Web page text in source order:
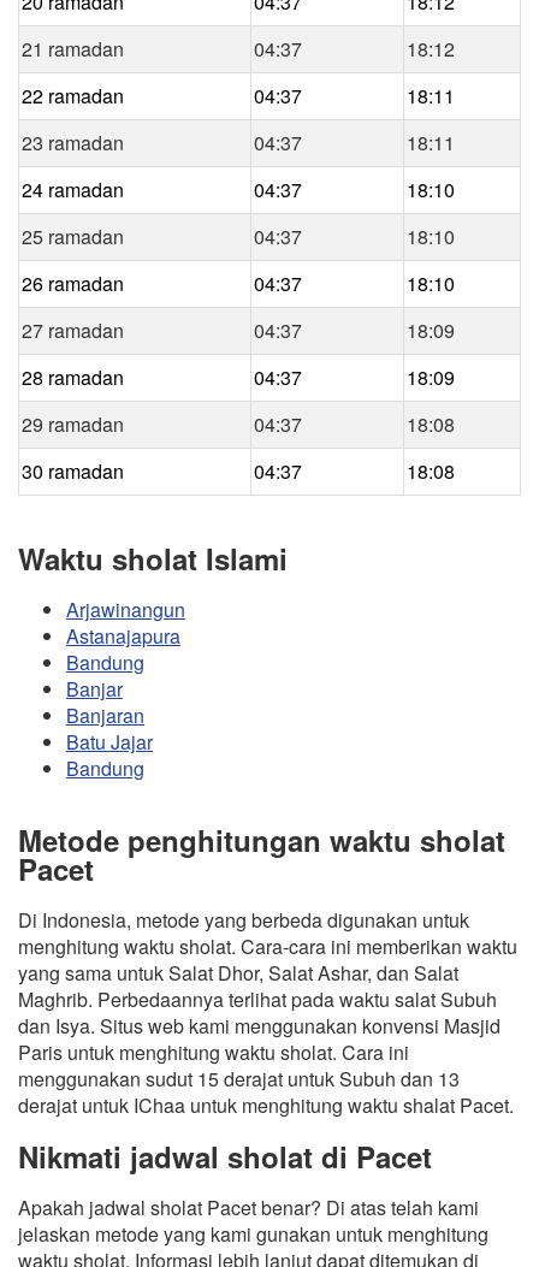
21 ramadan
04:37
18:12
22 ramadan
04:37
18:11
23 ramadan
04:37
18:11
24 ramadan
04:37
18:10
25 ramadan
04:37
18:10
26 ramadan
04:37
18:10
27 ramadan
04:37
18:09
28 ramadan
04:37
18:09
29 ramadan
04:37
18:08
30 ramadan
04:37 18:08
Waktu sholat Islami
Arjawinangun
Astanajapura
Bandung
Banjar
Banjaran
Batu Jajar
Bandung
Metode penghitungan waktu sholat
Pacet
Di Indonesia, metode yang berbeda digunakan untuk
menghitung waktu sholat. Cara-cara ini memberikan waktu
yang sama untuk Salat Dhor, Salat Ashar, dan Salat
Maghrib. Perbedaannya terlihat pada waktu salat Subuh
dan Isya. Situs web kami menggunakan konvensi Masjid
Paris untuk menghitung waktu sholat. Cara ini
menggunakan sudut 15 derajat untuk Subuh dan 13
derajat untuk IChaa untuk menghitung waktu shalat Pacet.
Nikmati jadwal sholat di Pacet
Apakah jadwal sholat Pacet benar? Di atas telah kami
jelaskan metode yang kami gunakan untuk menghitung
waktu sholat. Informasi lebih lanjut dapat ditemukan di